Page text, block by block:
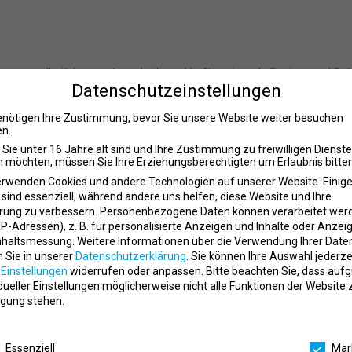
gesundheitsbewusste und schmackhafte saisonale Speisen und
um einen reibungslosen Ablauf.
in einem wachsenden Unternehmen bist, bewirb Dich jetzt
Maschsee
ist
europaweit expandierenden Unternehmen
und vieles mehr
Insel Beach Club oder Bistro unseres Clubs
Datenschutzeinstellungen
Ihre Zustimmung, bevor Sie unsere Website weiter besuchen
Sie unter 16 Jahre alt sind und Ihre Zustimmung zu freiwilligen
möchten, müssen Sie Ihre Erziehungsberechtigten um Erlaubnis
Cookies und andere Technologien auf unserer Website.
essenziell, während andere uns helfen, diese Website und Ihre
zu verbessern. Personenbezogene Daten können verarbeitet
Adressen), z. B. für personalisierte Anzeigen und Inhalte oder
Weitere Informationen über die Verwendung Ihrer
Sie in unserer Datenschutzerklärung. Sie können Ihre Auswahl
Einstellungen widerrufen oder anpassen. Bitte beachten Sie, dass
Einstellungen möglicherweise nicht alle Funktionen der Website
stehen.
Essenziell